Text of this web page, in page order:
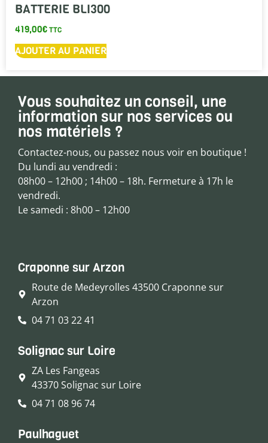
BATTERIE BLI300
419,00€TTC
AJOUTER AU PANIER
Vous souhaitez un conseil, une
information sur nos services ou
nos matériels ?
Contactez-nous, ou passez nous voir en boutique !
Du lundi au vendredi :
08h00 – 12h00 ; 14h00 – 18h. Fermeture à 17h le
vendredi.
Le samedi : 8h00 – 12h00
Craponne sur Arzon
Route de Medeyrolles 43500 Craponne sur
Arzon
04 71 03 22 41
Solignac sur Loire
ZA Les Fangeas
43370 Solignac sur Loire
04 71 08 96 74
Paulhaguet